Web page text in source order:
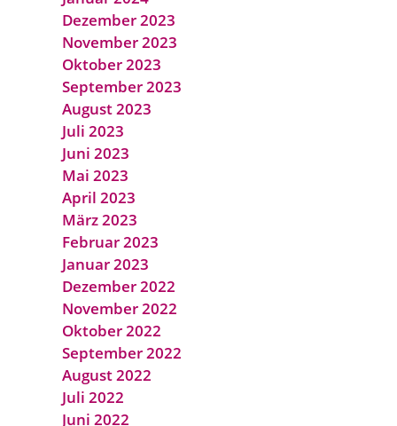
Dezember 2023
November 2023
Oktober 2023
September 2023
August 2023
Juli 2023
Juni 2023
Mai 2023
April 2023
März 2023
Februar 2023
Januar 2023
Dezember 2022
November 2022
Oktober 2022
September 2022
August 2022
Juli 2022
Juni 2022